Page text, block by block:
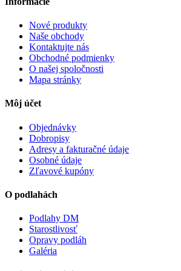
Nové produkty
Naše obchody
Kontaktujte nás
Obchodné podmienky
O našej spoločnosti
Mapa stránky
Môj účet
Objednávky
Dobropisy
Adresy a fakturačné údaje
Osobné údaje
Zľavové kupóny
O podlahách
Podlahy DM
Starostlivosť
Opravy podláh
Galéria